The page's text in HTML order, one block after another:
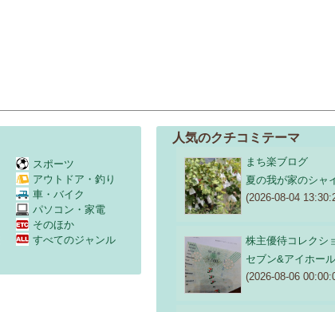
スポーツ
アウトドア・釣り
車・バイク
パソコン・家電
そのほか
すべてのジャンル
人気のクチコミテーマ
まち楽ブログ
夏の我が家のシャ
(2026-08-04
株主優待コレクシ
セブン&アイホー
(2026-08-06